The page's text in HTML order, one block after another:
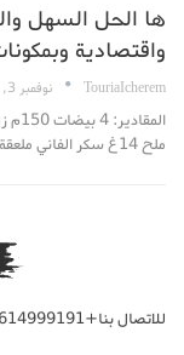
ها الحل السهل
واقتصادية
TouriaIcherem نوفمبر 3, 2023
ملح 14غ سكر الفاني ملعقة صغيرة مركز الليمون…
للاتصال بنا+212614999191